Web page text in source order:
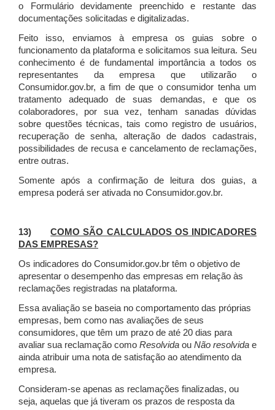
o Formulário devidamente preenchido e restante das
documentações solicitadas e digitalizadas.
Feito isso, enviamos à empresa os guias sobre o
funcionamento da plataforma e solicitamos sua leitura. Seu
conhecimento é de fundamental importância a todos os
representantes da empresa que utilizarão o
Consumidor.gov.br, a fim de que o consumidor tenha um
tratamento adequado de suas demandas, e que os
colaboradores, por sua vez, tenham sanadas dúvidas
sobre questões técnicas, tais como registro de usuários,
recuperação de senha, alteração de dados cadastrais,
possibilidades de recusa e cancelamento de reclamações,
entre outras.
Somente após a confirmação de leitura dos guias, a
empresa poderá ser ativada no Consumidor.gov.br.
13)COMO SÃO CALCULADOS OS INDICADORES
DAS EMPRESAS?
Os indicadores do Consumidor.gov.br têm o objetivo de
apresentar o desempenho das empresas em relação às
reclamações registradas na plataforma.
Essa avaliação se baseia no comportamento das próprias
empresas, bem como nas avaliações de seus
consumidores, que têm um prazo de até 20 dias para
avaliar sua reclamação como Resolvida ou Não resolvida e
ainda atribuir uma nota de satisfação ao atendimento da
empresa.
Consideram-se apenas as reclamações finalizadas, ou
seja, aquelas que já tiveram os prazos de resposta da